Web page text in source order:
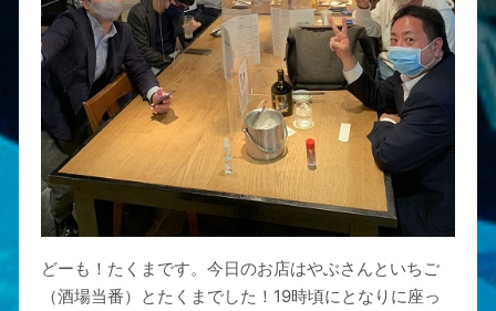
どーも！たくまです。今日のお店はやぶさんといちご
（酒場当番）とたくまでした！19時頃にとなりに座っ